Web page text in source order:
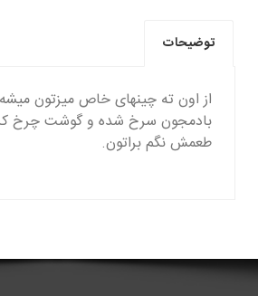
توضیحات
از اون ته چینهای خاص میزتون
بادمجون سرخ شده و گوشت چرخ
طعمش نگم براتون.